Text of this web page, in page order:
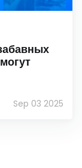
Sep 03 2025